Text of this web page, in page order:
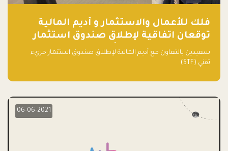
فلك للأعمال والاستثمار و أديم المالية
توقعان اتفاقية لإطلاق صندوق استثمار
جريء تقني (STF) - مشغل من قبل فـلك
سعيدين بالتعاون مع أديم المالية لإطلاق صندوق استثمار جريء
تقني (STF)
06-06-2021